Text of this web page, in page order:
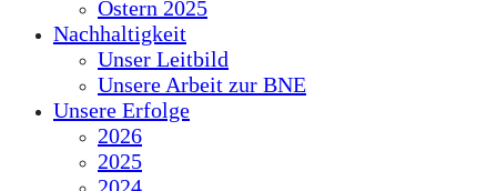
Ostern 2025
Nachhaltigkeit
Unser Leitbild
Unsere Arbeit zur BNE
Unsere Erfolge
2026
2025